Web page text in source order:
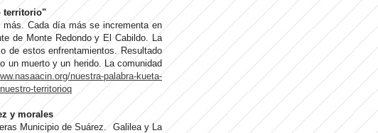
territorio"
Cada día más se incrementa en
de Monte Redondo y El Cabildo. La
de estos enfrentamientos. Resultado
un muerto y un herido. La comunidad
nuestra-palabra-kueta-
territorioq
y morales
Municipio de Suárez. Galilea y La